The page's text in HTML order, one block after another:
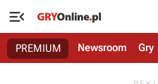

PREMIUM Newsroom Gry